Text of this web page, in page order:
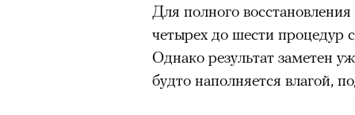
Для полного
четырех до шести процедур
Однако результат заметен
будто наполняется влагой,